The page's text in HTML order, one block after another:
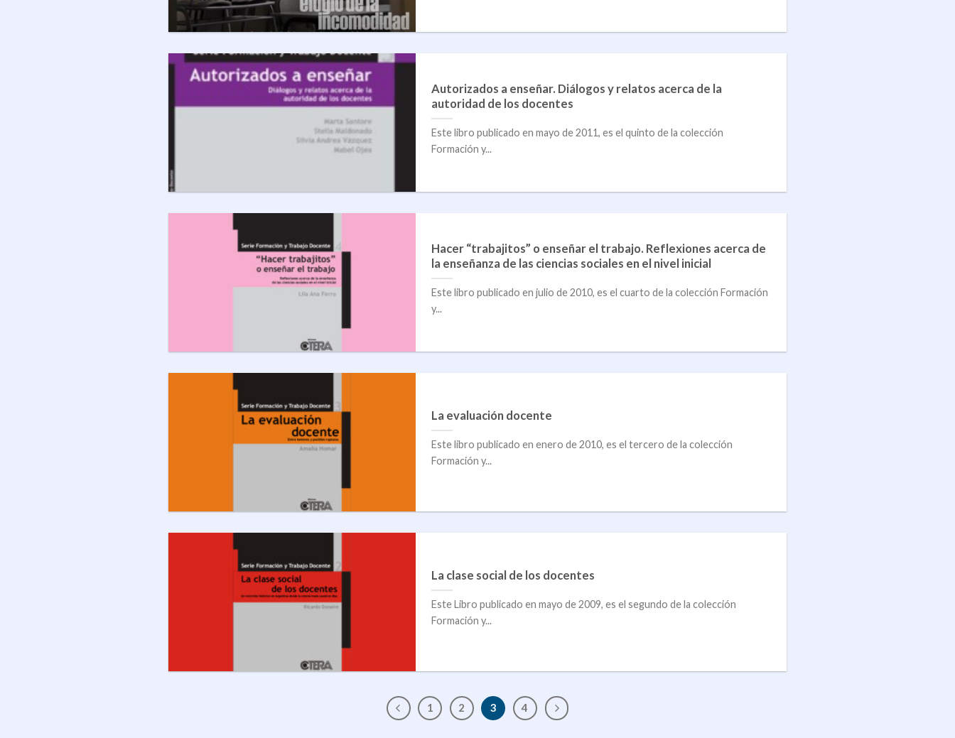
Autorizados a enseñar. Diálogos y relatos acerca de la
autoridad de los docentes
Este libro publicado en mayo de 2011, es el quinto de la colección
Formación y...
Hacer “trabajitos” o enseñar el trabajo. Reflexiones acerca de
la enseñanza de las ciencias sociales en el nivel inicial
Este libro publicado en julio de 2010, es el cuarto de la colección Formación
y...
La evaluación docente
Este libro publicado en enero de 2010, es el tercero de la colección
Formación y...
La clase social de los docentes
Este Libro publicado en mayo de 2009, es el segundo de la colección
Formación y...
1 2 3 4